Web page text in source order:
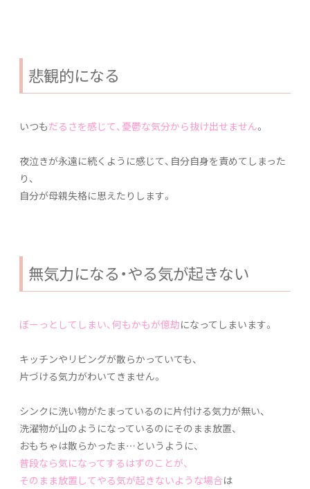
悲観的になる
いつもだるさを感じて、憂鬱な気分から抜け出せません。
夜泣きが永遠に続くように感じて、自分自身を責めてしまった
り、
自分が母親失格に思えたりします。
無気力になる・やる気が起きない
ぼーっとしてしまい、何もかもが億劫になってしまいます。
キッチンやリビングが散らかっていても、
片づける気力がわいてきません。
シンクに洗い物がたまっているのに片付ける気力が無い、
洗濯物が山のようになっているのにそのまま放置、
おもちゃは散らかったま…というように、
普段なら気になってするはずのことが、
そのまま放置してやる気が起きないような場合は